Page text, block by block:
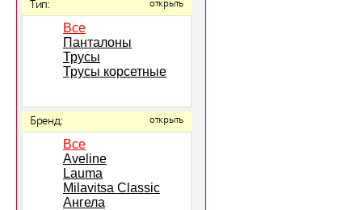
Тип: открыть
Все
Панталоны
Трусы
Трусы корсетные
Бренд: открыть
Все
Aveline
Lauma
Milavitsa Classic
Ангела